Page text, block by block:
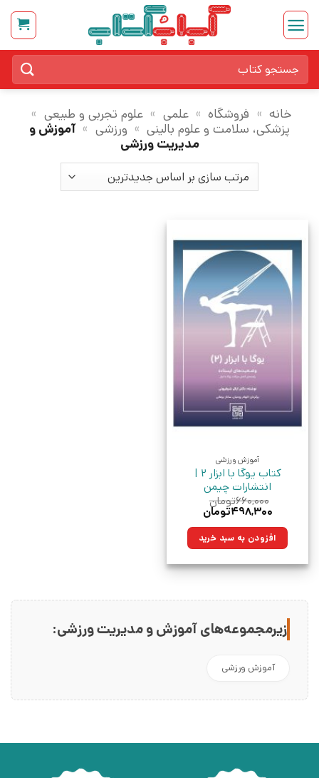
Skip
content
برای:
خانه » فروشگاه » علمی » علوم تجربی و طبیعی »
پزشکی، سلامت و علوم بالینی » ورزشی » آموزش و
مدیریت ورزشی
آموزش ورزشی
کتاب یوگا با ابزار 2 |
انتشارات چیمن
۶۶۰,۰۰۰تومان
قیمت
۶۶۰,۰۰۰تومان
بود.
۴۹۸,۳۰۰تومان
۴۹۸,۳۰۰تومان.افزودن به سبد خرید
زیرمجموعه‌های آموزش و مدیریت ورزشی:
آموزش ورزشی